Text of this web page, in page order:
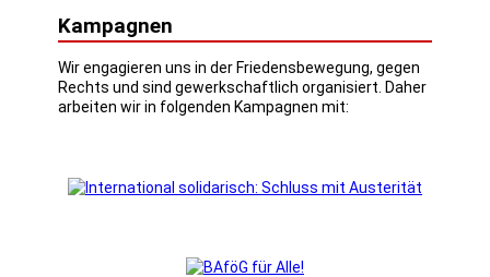
Kampagnen
Wir engagieren uns in der Friedensbewegung, gegen
Rechts und sind gewerkschaftlich organisiert. Daher
arbeiten wir in folgenden Kampagnen mit: